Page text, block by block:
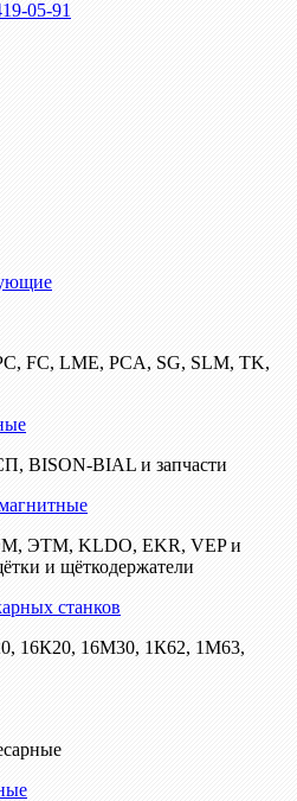
05-91
FC, LME, PCA, SG, SLM, TK,
BISON-BIAL и запчасти
ЭТМ, KLDO, EKR, VEP и
и щёткодержатели
станков
16К20, 16М30, 1К62, 1М63,